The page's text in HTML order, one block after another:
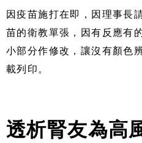
因疫苗施打在即，因理事長
苗的衛教單張，因有反應有
小部分作修改，讓沒有顏色
載列印。
透析腎友為高